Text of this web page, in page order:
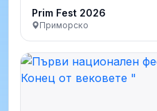
Prim Fest 2026
Приморско